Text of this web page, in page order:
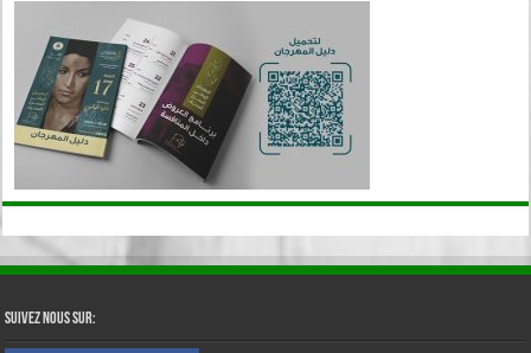
Suivez nous sur: